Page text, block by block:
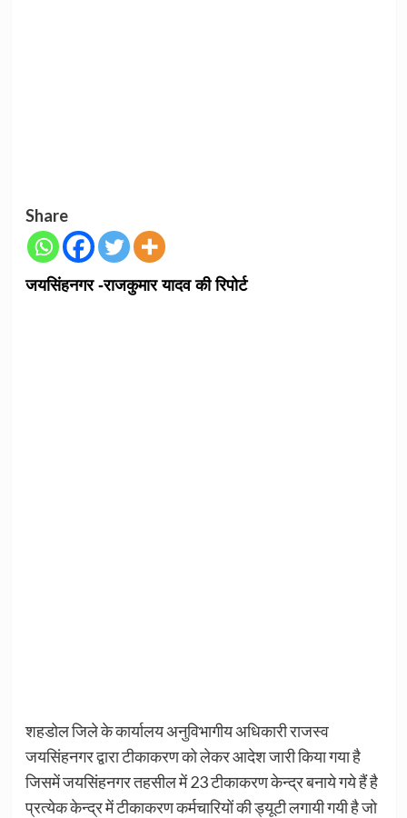
Share
जयसिंहनगर -राजकुमार यादव की रिपोर्ट
शहडोल जिले के कार्यालय अनुविभागीय अधिकारी राजस्व
जयसिंहनगर द्वारा टीकाकरण को लेकर आदेश जारी किया गया है
जिसमें जयसिंहनगर तहसील में 23 टीकाकरण केन्द्र बनाये गये हैं है
प्रत्येक केन्द्र में टीकाकरण कर्मचारियों की ड्यूटी लगायी गयी है जो